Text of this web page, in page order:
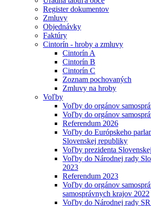
Register dokumentov
Zmluvy
Objednávky
Faktúry
Cintorín - hroby a zmluvy
Cintorín A
Cintorín B
Cintorín C
Zoznam pochovaných
Zmluvy na hroby
Voľby
Voľby do orgánov
Voľby do orgánov
Referendum 2026
Voľby do Európskeho
Slovenskej republiky
Voľby prezidenta
Voľby do Národnej rady
2023
Referendum 2023
Voľby do orgánov
samosprávnych krajov 2022
Voľby do Národnej rady